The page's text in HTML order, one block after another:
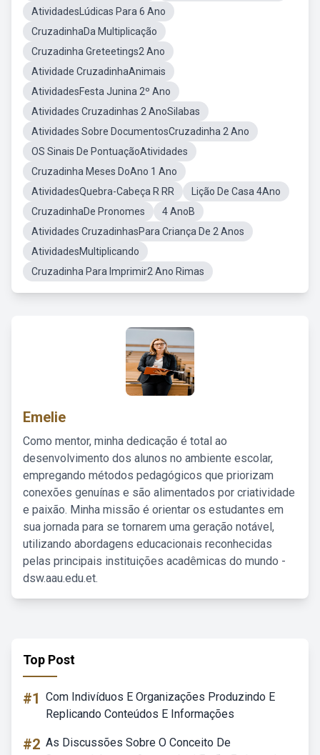
AtividadesLúdicas Para 6 Ano
CruzadinhaDa Multiplicação
Cruzadinha Greteetings2 Ano
Atividade CruzadinhaAnimais
AtividadesFesta Junina 2º Ano
Atividades Cruzadinhas 2 AnoSilabas
Atividades Sobre DocumentosCruzadinha 2 Ano
OS Sinais De PontuaçãoAtividades
Cruzadinha Meses DoAno 1 Ano
AtividadesQuebra-Cabeça R RR
Lição De Casa 4Ano
CruzadinhaDe Pronomes
4 AnoB
Atividades CruzadinhasPara Criança De 2 Anos
AtividadesMultiplicando
Cruzadinha Para Imprimir2 Ano Rimas
Emelie
Como mentor, minha dedicação é total ao
desenvolvimento dos alunos no ambiente escolar,
empregando métodos pedagógicos que priorizam
conexões genuínas e são alimentados por criatividade
e paixão. Minha missão é orientar os estudantes em
sua jornada para se tornarem uma geração notável,
utilizando abordagens educacionais reconhecidas
pelas principais instituições acadêmicas do mundo -
dsw.aau.edu.et.
Top Post
#1 Com Indivíduos E Organizações Produzindo E
Replicando Conteúdos E Informações
#2 As Discussões Sobre O Conceito De